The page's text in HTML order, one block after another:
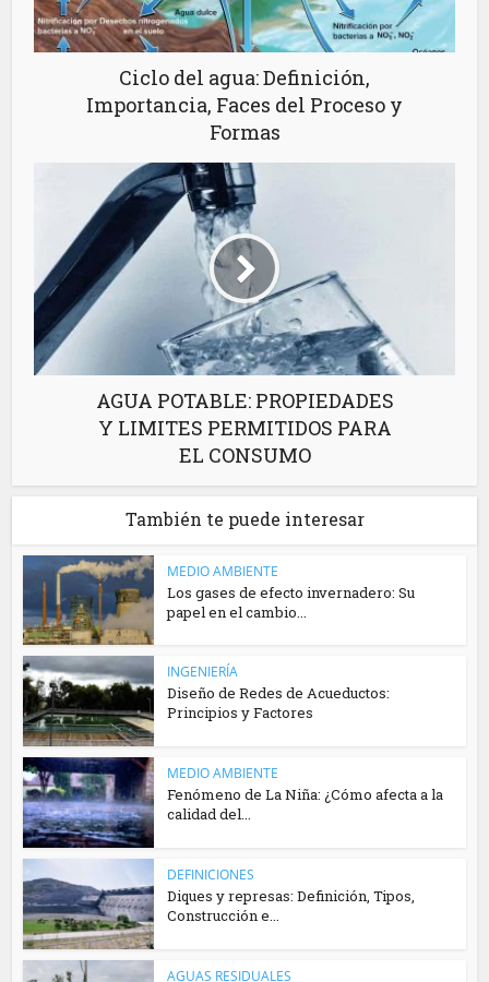
Ciclo del agua: Definición,
Importancia, Faces del Proceso y
Formas
AGUA POTABLE: PROPIEDADES
Y LIMITES PERMITIDOS PARA
EL CONSUMO
También te puede interesar
MEDIO AMBIENTE
Los gases de efecto invernadero: Su
papel en el cambio...
INGENIERÍA
Diseño de Redes de Acueductos:
Principios y Factores
MEDIO AMBIENTE
Fenómeno de La Niña: ¿Cómo afecta a la
calidad del...
DEFINICIONES
Diques y represas: Definición, Tipos,
Construcción e...
AGUAS RESIDUALES